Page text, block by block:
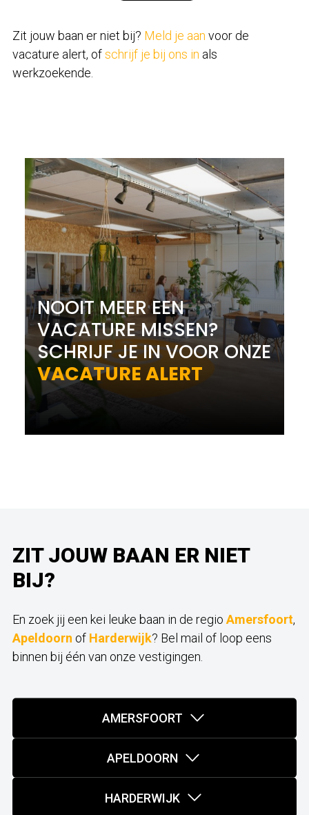
Zit jouw baan er niet bij? Meld je aan voor de
vacature alert, ofschrijf je bij ons in als
werkzoekende.
NOOIT MEER EEN
VACATURE MISSEN?
SCHRIJF JE IN VOOR ONZE
VACATURE ALERT
ZIT JOUW BAAN ER NIET
BIJ?
En zoek jij een kei leuke baan in de regio Amersfoort,
Apeldoorn of Harderwijk? Bel mail of loop eens
binnen bij één van onze vestigingen.
AMERSFOORT
APELDOORN
HARDERWIJK